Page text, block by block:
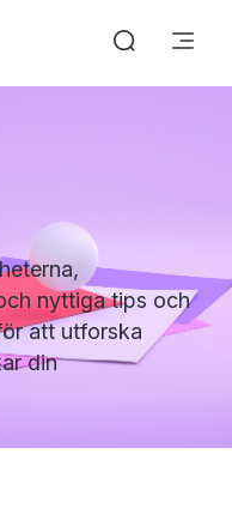
nyttiga tips och
att utforska
din